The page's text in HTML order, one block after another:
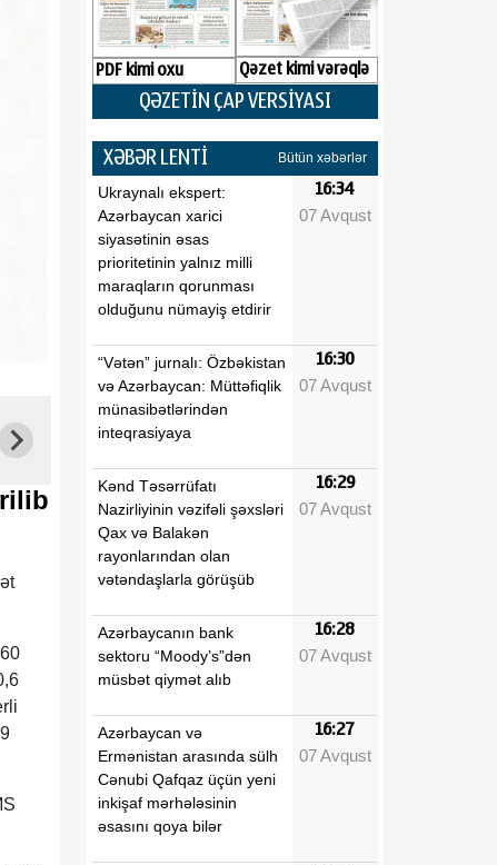
PDF kimi oxu Qəzet kimi vərəqlə
QƏZETİN ÇAP VERSİYASI
XƏBƏR LENTİ Bütün xəbərlər
Ukraynalı ekspert:
Azərbaycan xarici
siyasətinin əsas
prioritetinin yalnız milli
maraqların qorunması
olduğunu nümayiş etdirir
16:34
07 Avqust
“Vətən” jurnalı: Özbəkistan
və Azərbaycan: Müttəfiqlik
münasibətlərindən
inteqrasiyaya
16:30
07 Avqust
Kənd Təsərrüfatı
Nazirliyinin vəzifəli şəxsləri
Qax və Balakən
rayonlarından olan
vətəndaşlarla görüşüb
16:29
07 Avqust
Azərbaycanın bank
sektoru “Moody’s”dən
müsbət qiymət alıb
16:28
07 Avqust
Azərbaycan və
Ermənistan arasında sülh
Cənubi Qafqaz üçün yeni
inkişaf mərhələsinin
əsasını qoya bilər
16:27
07 Avqust